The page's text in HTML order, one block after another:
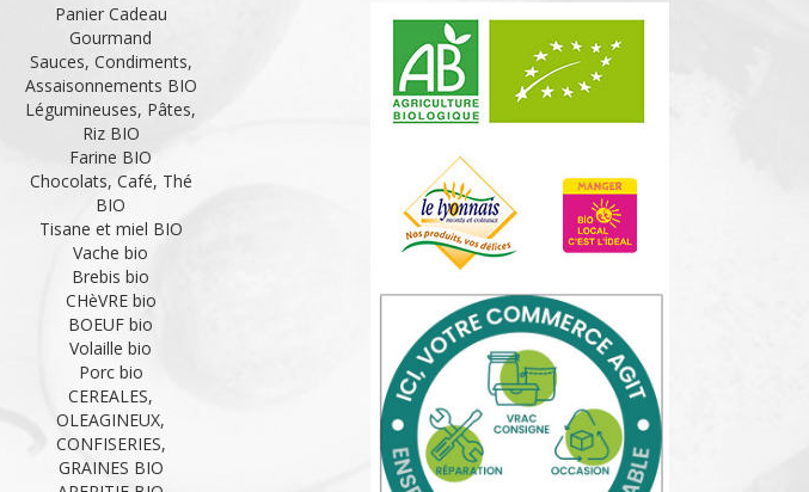
Panier Cadeau
Gourmand
Sauces, Condiments,
Assaisonnements BIO
Légumineuses, Pâtes,
Riz BIO
Farine BIO
Chocolats, Café, Thé
BIO
Tisane et miel BIO
Vache bio
Brebis bio
CHèVRE bio
BOEUF bio
Volaille bio
Porc bio
CEREALES,
OLEAGINEUX,
CONFISERIES,
GRAINES BIO